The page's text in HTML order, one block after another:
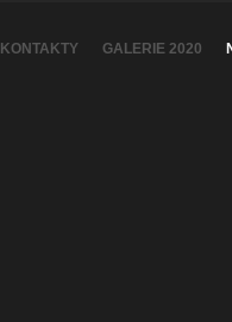
KONTAKTY GALERIE 2020